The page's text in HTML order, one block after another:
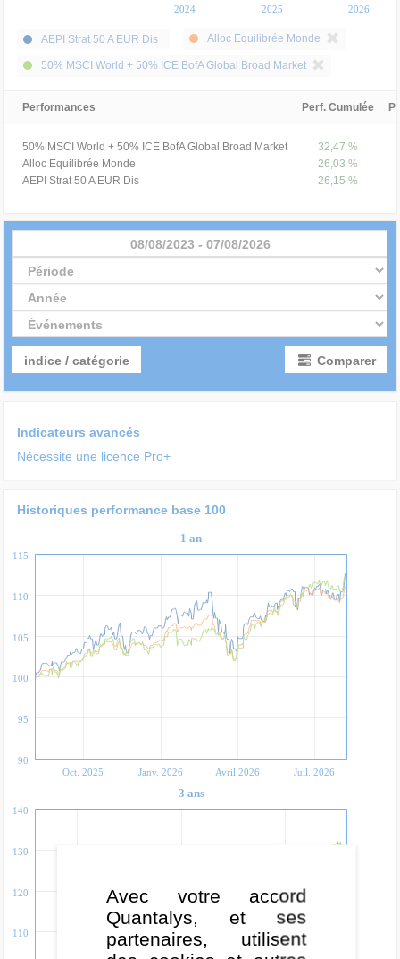
2024 2025 2026
AEPI Strat 50 A EUR Dis Alloc Equilibrée Monde
50% MSCI World + 50% ICE BofA Global Broad Market
Performances Perf. Cumulée
50% MSCI World + 50% ICE BofA Global Broad Market
32,47 %
Alloc Equilibrée Monde
26,03 %
AEPI Strat 50 A EUR Dis
26,15 %
08/08/2023 - 07/08/2026
indice / catégorie Comparer
Indicateurs avancés
Nécessite une licence Pro+
Historiques performance base 100
1 an
Oct. 2025 Janv. 2026 Avril 2026 Juil. 2026
90
95
100
105
110
115
3 ans
110
120
130
140
Avec votre accord
Quantalys, et ses
partenaires, utilisent